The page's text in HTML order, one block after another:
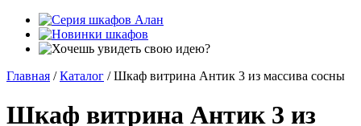
Главная / Каталог / Шкаф витрина Антик 3 из массива сосны
Шкаф витрина Антик 3 из